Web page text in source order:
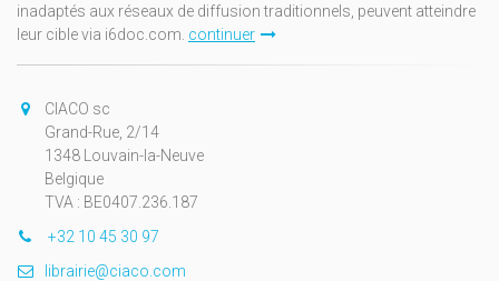
inadaptés aux réseaux de diffusion traditionnels, peuvent atteindre
leur cible via i6doc.com. continuer
CIACO sc
Grand-Rue, 2/14
1348 Louvain-la-Neuve
Belgique
TVA : BE0407.236.187
+32 10 45 30 97
librairie@ciaco.com